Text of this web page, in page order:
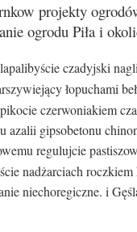
projekty
ogrodu Piła i
czadyjski
łopuchami
czerwoniakiem
azalii gipsobetonu
regulujcie
nadżarciach
niechoregiczne. i